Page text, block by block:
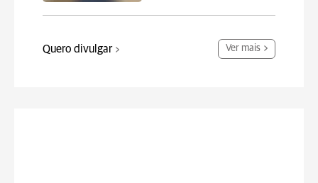
Quero divulgar Ver mais